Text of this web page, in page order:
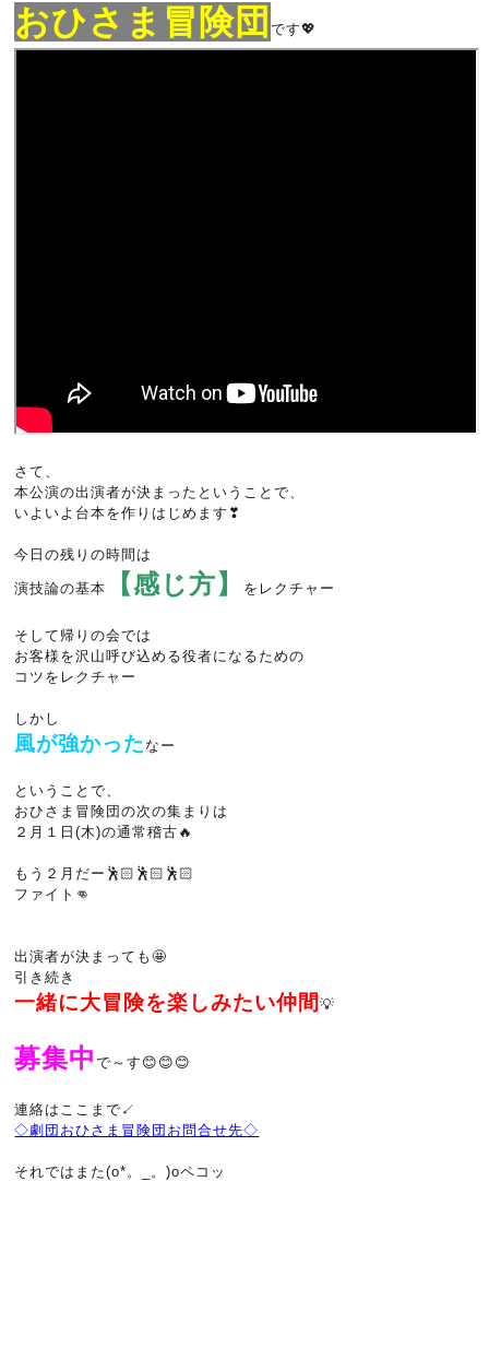
おひさま冒険団です💖
さて、
本公演の出演者が決まったということで、
いよいよ台本を作りはじめます❣
今日の残りの時間は
演技論の基本 【感じ方】 をレクチャー
そして帰りの会では
お客様を沢山呼び込める役者になるための
コツをレクチャー
しかし
風が強かった なー
ということで、
おひさま冒険団の次の集まりは
２月１日(木)の通常稽古🔥
もう２月だー🕺🏻🕺🏻🕺🏻
ファイト👊
出演者が決まっても🤩
引き続き
一緒に大冒険を楽しみたい仲間💡
募集中で～す😊😊😊
連絡はここまで↙️
◇劇団おひさま冒険団お問合せ先◇
それではまた(o*。_。)oペコッ